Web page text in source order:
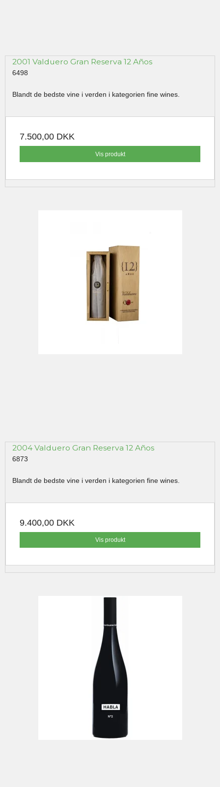
2001 Valduero Gran Reserva 12 Años
6498
Blandt de bedste vine i verden i kategorien fine wines.
7.500,00 DKK
Vis produkt
2004 Valduero Gran Reserva 12 Años
6873
Blandt de bedste vine i verden i kategorien fine wines.
9.400,00 DKK
Vis produkt